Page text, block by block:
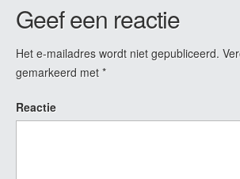
Geef een reactie
Het e-mailadres wordt niet gepubliceerd.
gemarkeerd met *
Reactie